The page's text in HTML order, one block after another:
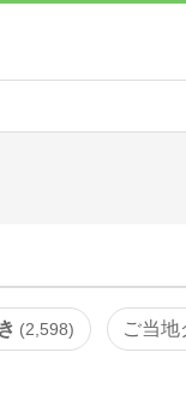
2,598 ご当地